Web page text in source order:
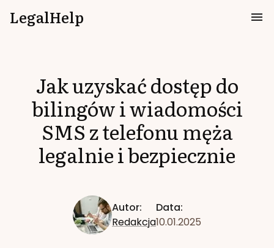
LegalHelp
Jak uzyskać dostęp do
bilingów i wiadomości
SMS z telefonu męża
legalnie i bezpiecznie
Autor:
Redakcja
Data:
10.01.2025